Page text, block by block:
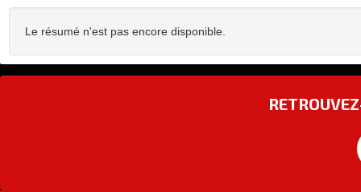
Le résumé n'est pas encore disponible.